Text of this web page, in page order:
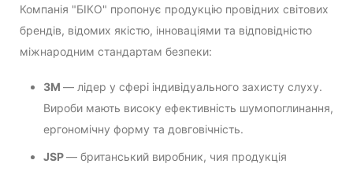
Компанія "БІКО" пропонує продукцію провідних світових
брендів, відомих якістю, інноваціями та відповідністю
міжнародним стандартам безпеки:
3M — лідер у сфері індивідуального захисту слуху.
Вироби мають високу ефективність шумопоглинання,
ергономічну форму та довговічність.
JSP— британський виробник, чия продукція